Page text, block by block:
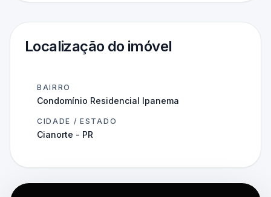
Localização do imóvel
BAIRRO
Condomínio Residencial Ipanema
CIDADE / ESTADO
Cianorte - PR